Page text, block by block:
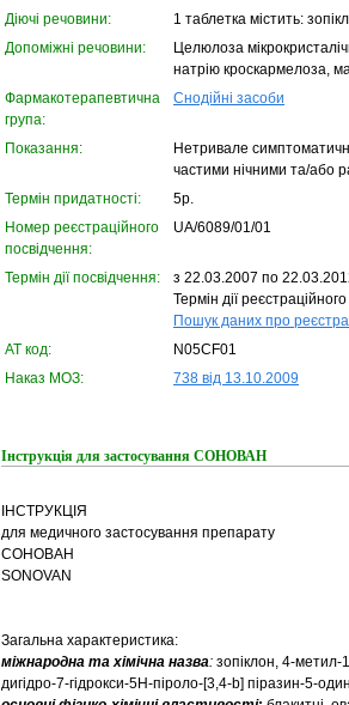
Діючі речовини:
1 таблетка містить:
Допоміжні речовини:
Целюлоза
натрію кроскармелоза,
Фармакотерапевтична
група:
Снодійні засоби
Показання:
Нетривале
частими нічними та/або
Термін придатності:
5р.
Номер реєстраційного
посвідчення:
UA/6089/01/01
Термін дії посвідчення:
з 22.03.2007 по
Термін дії
Пошук даних про
АТ код:
N05CF01
Наказ МОЗ:
738 від 13.10.2009
Інструкція для застосування СОНОВАН
ІНСТРУКЦІЯ
для медичного застосування препарату
СОНОВАН
SONOVAN
Загальна характеристика:
міжнародна та хімічна назва: зопіклон, 4-метил-
дигідро-7-гідрокси-5Н-піроло-[3,4-b] піразин-5-